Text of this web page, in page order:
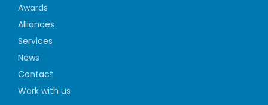
Awards
Alliances
Services
News
Contact
Work with us